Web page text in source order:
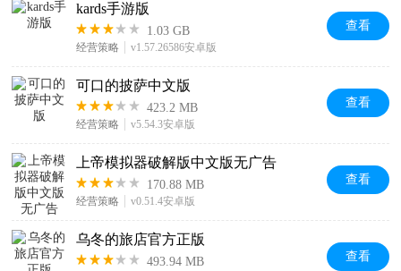
kards手游版
1.03 GB
经营策略 v1.57.26586安卓版
查看
可口的披萨中文版
423.2 MB
经营策略 v5.54.3安卓版
查看
上帝模拟器破解版中文版无广告
170.88 MB
经营策略 v0.51.4安卓版
查看
乌冬的旅店官方正版
493.94 MB 查看